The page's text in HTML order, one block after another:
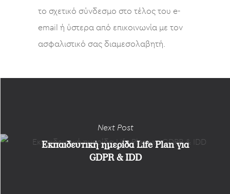
το σχετικό σύνδεσμο στο τέλος του e-
email ή ύστερα από επικοινωνία με τον
ασφαλιστικό σας διαμεσολαβητή.
Next Post
Εκπαιδευτική ημερίδα Life Plan για
GDPR & IDD